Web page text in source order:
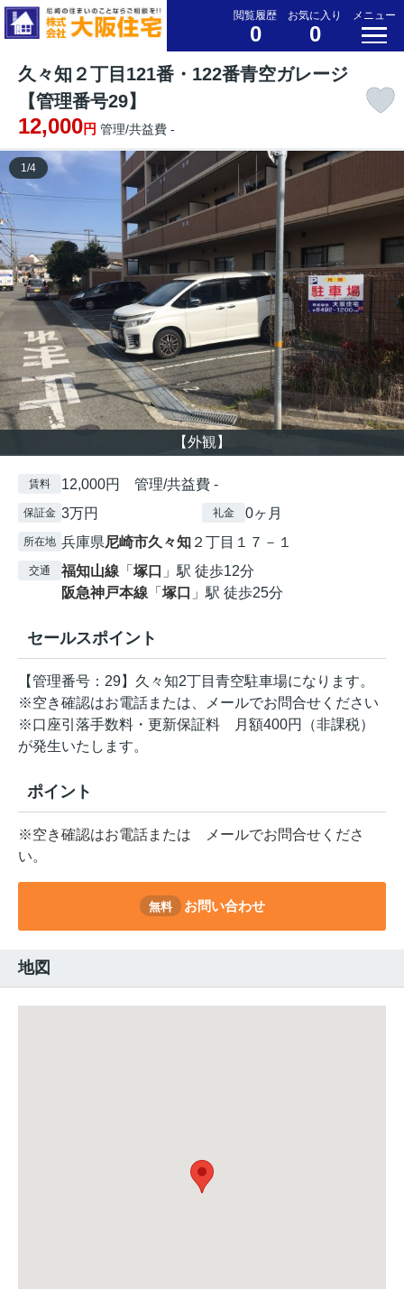
閲覧履歴
0
お気に入り
0
メニュー
久々知２丁目121番・122番青空ガレージ
【管理番号29】
12,000円 管理/共益費 -
【外観】
1/4
賃料 12,000円 管理/共益費 -
保証金 3万円 礼金 0ヶ月
所在地 兵庫県尼崎市久々知 ２丁目１７－１
交通 福知山線 「 塚口 」駅 徒歩12分
阪急神戸本線 「 塚口 」駅 徒歩25分
セールスポイント
【管理番号：29】久々知2丁目青空駐車場になります。
※空き確認はお電話または、メールでお問合せください
※口座引落手数料・更新保証料 月額400円（非課税）
が発生いたします。
ポイント
※空き確認はお電話または
メールでお問合せくださ
い。
無料 お問い合わせ
地図